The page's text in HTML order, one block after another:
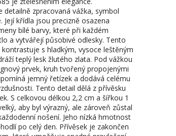
zpracovaná vážka, symbol
křídla jsou precizně osazena
bílé barvy, které při každém
a vytvářejí působivé odlesky. Tento
s hladkým, vysoce leštěným
teplý lesk žlutého zlata. Pod vážkou
prvek, kruh tvořený propojenými
jemný řetízek a dodává celému
Tento detail dělá z přívěsku
S celkovou délkou 2,2 cm a šířkou 1
aby byl výrazný, ale zároveň zůstal
nošení. Jeho nízká hmotnost
po celý den. Přívěsek je zakončen